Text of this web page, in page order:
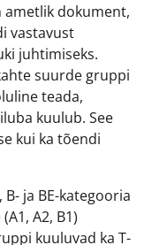
dokument,
vastavust
juhtimiseks.
suurde gruppi
teada,
kuulub. See
kui ka tõendi
B- ja BE-kategooria
A2, B1)
kuuluvad ka T-